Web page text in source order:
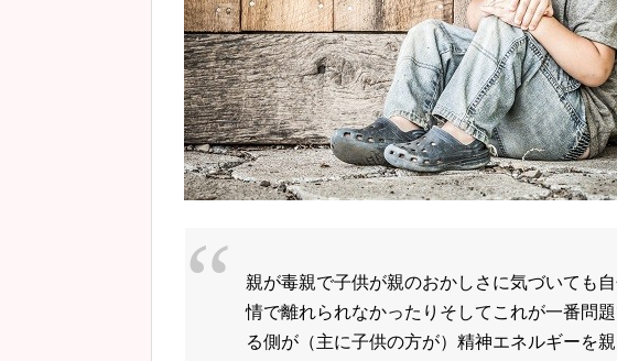
親が毒親で子供が親のおかしさに気づいても
情で離れられなかったりそしてこれが一番問
る側が（主に子供の方が）精神エネルギーを